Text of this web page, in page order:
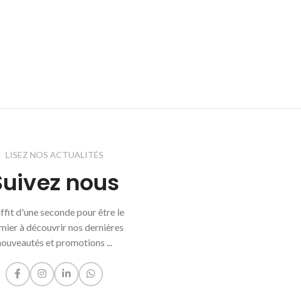
LISEZ NOS ACTUALITÉS
nous
d'une seconde pour être le
à découvrir nos dernières
et promotions ...